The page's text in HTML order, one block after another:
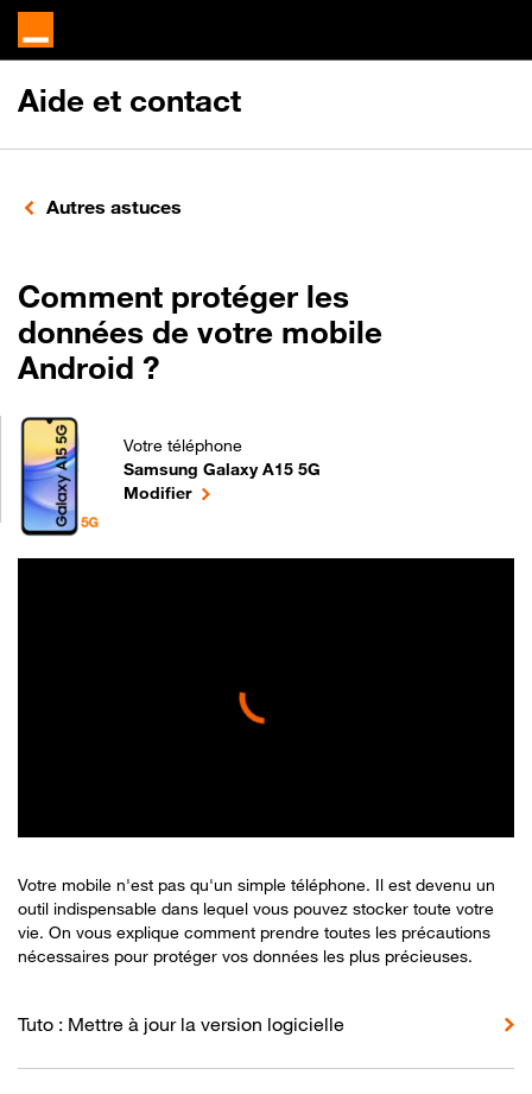
Aide et contact
Autres astuces
Comment protéger les
données de votre mobile
Android ?
Votre téléphone
Samsung Galaxy A15 5G
Comment protéger les données de votre mobile
Modifierle téléphone sélectionné
Votre mobile n'est pas qu'un simple téléphone. Il est devenu un
outil indispensable dans lequel vous pouvez stocker toute votre
vie. On vous explique comment prendre toutes les précautions
nécessaires pour protéger vos données les plus précieuses.
Tuto : Mettre à jour la version logicielle